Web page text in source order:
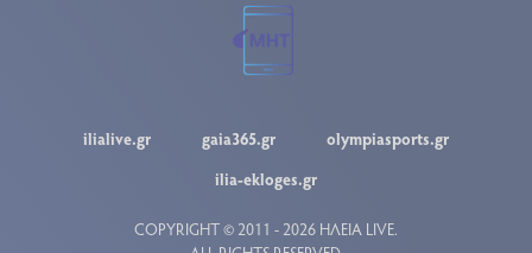
ilialive.gr gaia365.gr
olympiasports.gr
ilia-ekloges.gr
COPYRIGHT © 2011 - 2026 ΗΛΕΙΑ LIVE.